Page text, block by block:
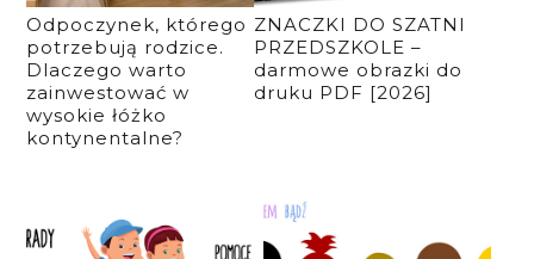
Odpoczynek, którego
potrzebują rodzice.
Dlaczego warto
zainwestować w
wysokie łóżko
kontynentalne?
ZNACZKI DO SZATNI
PRZEDSZKOLE –
darmowe obrazki do
druku PDF [2026]